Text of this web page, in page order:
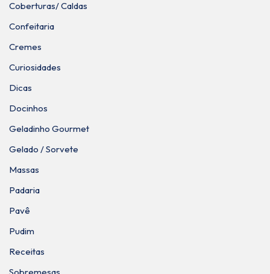
Coberturas/ Caldas
Confeitaria
Cremes
Curiosidades
Dicas
Docinhos
Geladinho Gourmet
Gelado / Sorvete
Massas
Padaria
Pavê
Pudim
Receitas